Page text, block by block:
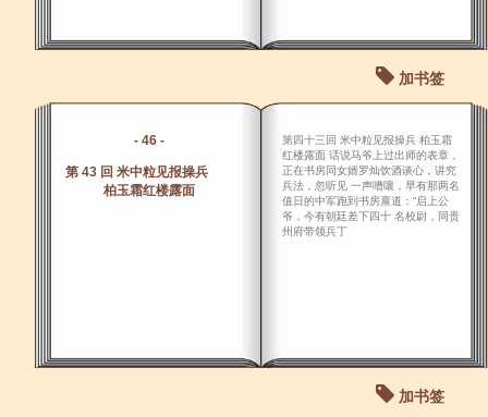
加书签
- 46 -
第 43 回 米中粒见报操兵
柏玉霜红楼露面
第四十三回 米中粒见报操兵 柏玉霜
红楼露面 话说马爷上过出师的表章，
正在书房同女婿罗灿饮酒谈心，讲究
兵法，忽听见 一声嘈嚷，早有那两名
值日的中军跑到书房禀道：“启上公
爷，今有朝廷差下四十 名校尉，同贵
州府带领兵丁
加书签